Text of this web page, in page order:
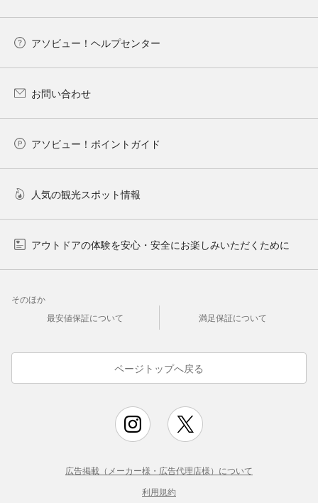
アソビュー！ヘルプセンター
お問い合わせ
アソビュー！ポイントガイド
人気の観光スポット情報
アウトドアの体験を安心・安全にお楽しみいただくために
そのほか
最安値保証について
満足保証について
ページトップへ戻る
広告掲載（メーカー様・広告代理店様）について
利用規約